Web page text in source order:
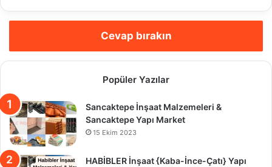
Cevap bırakın
Popüler Yazılar
Sancaktepe İnşaat Malzemeleri &
Sancaktepe Yapı Market
15 Ekim 2023
HABİBLER İnşaat {Kaba-İnce-Çatı} Yapı